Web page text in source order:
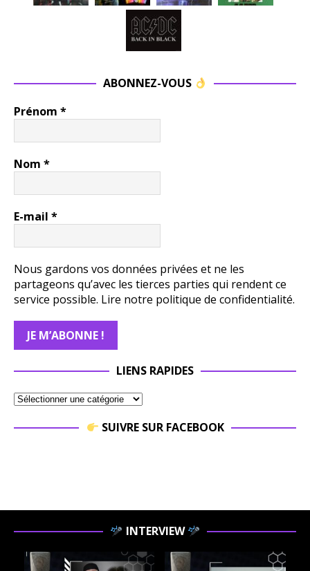
ABONNEZ-VOUS
Prénom *
Nom *
E-mail *
Nous gardons vos données privées et ne les
partageons qu’avec les tierces parties qui rendent ce
service possible. Lire notre politique de confidentialité.
LIENS RAPIDES
SUIVRE SUR FACEBOOK
INTERVIEW